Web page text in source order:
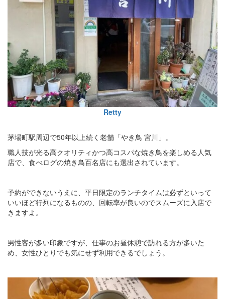
Retty
茅場町駅周辺で50年以上続く老舗「やき鳥 宮川」。
職人技が光る高クオリティかつ高コスパな焼き鳥を楽しめる人気
店で、食べログの焼き鳥百名店にも選出されています。
予約ができないうえに、平日限定のランチタイムは必ずといって
いいほど行列になるものの、回転率が良いのでスムーズに入店で
きますよ。
男性客が多い印象ですが、仕事のお昼休憩で訪れる方が多いた
め、女性ひとりでも気にせず利用できるでしょう。